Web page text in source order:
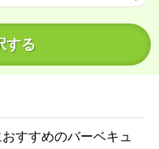
する
すすめのバーベキュ